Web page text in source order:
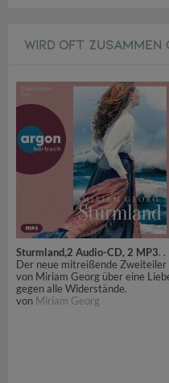
WIRD OFT ZUSAMMEN
Sturmland,2 Audio-CD, 2 MP3. .
Der neue mitreißende Zweiteiler
von Miriam Georg über eine
gegen alle Widerstände.
von Miriam Georg